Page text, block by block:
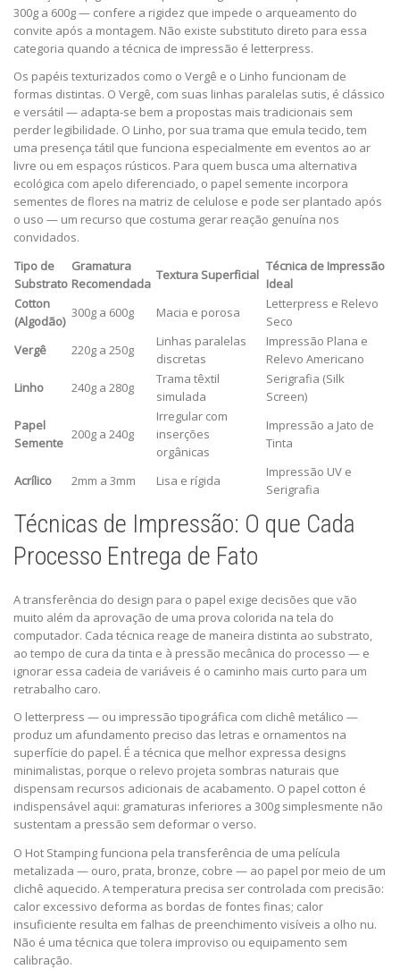
300g a 600g — confere a rigidez que impede o arqueamento do
convite após a montagem. Não existe substituto direto para essa
categoria quando a técnica de impressão é letterpress.
Os papéis texturizados como o Vergê e o Linho funcionam de
formas distintas. O Vergê, com suas linhas paralelas sutis, é clássico
e versátil — adapta-se bem a propostas mais tradicionais sem
perder legibilidade. O Linho, por sua trama que emula tecido, tem
uma presença tátil que funciona especialmente em eventos ao ar
livre ou em espaços rústicos. Para quem busca uma alternativa
ecológica com apelo diferenciado, o papel semente incorpora
sementes de flores na matriz de celulose e pode ser plantado após
o uso — um recurso que costuma gerar reação genuína nos
convidados.
Tipo de
Substrato
Gramatura
Recomendada
Textura Superficial
Técnica de Impressão
Ideal
Cotton
(Algodão)
300g a 600g Macia e porosa
Letterpress e Relevo
Seco
Vergê
220g a 250g
Linhas paralelas
discretas
Impressão Plana e
Relevo Americano
Linho
240g a 280g
Trama têxtil
simulada
Serigrafia (Silk
Screen)
Papel
Semente
200g a 240g
Irregular com
inserções
orgânicas
Impressão a Jato de
Tinta
Acrílico 2mm a 3mm Lisa e rígida
Impressão UV e
Serigrafia
Técnicas de Impressão: O que Cada
Processo Entrega de Fato
A transferência do design para o papel exige decisões que vão
muito além da aprovação de uma prova colorida na tela do
computador. Cada técnica reage de maneira distinta ao substrato,
ao tempo de cura da tinta e à pressão mecânica do processo — e
ignorar essa cadeia de variáveis é o caminho mais curto para um
retrabalho caro.
O letterpress — ou impressão tipográfica com clichê metálico —
produz um afundamento preciso das letras e ornamentos na
superfície do papel. É a técnica que melhor expressa designs
minimalistas, porque o relevo projeta sombras naturais que
dispensam recursos adicionais de acabamento. O papel cotton é
indispensável aqui: gramaturas inferiores a 300g simplesmente não
sustentam a pressão sem deformar o verso.
O Hot Stamping funciona pela transferência de uma película
metalizada — ouro, prata, bronze, cobre — ao papel por meio de um
clichê aquecido. A temperatura precisa ser controlada com precisão:
calor excessivo deforma as bordas de fontes finas; calor
insuficiente resulta em falhas de preenchimento visíveis a olho nu.
Não é uma técnica que tolera improviso ou equipamento sem
calibração.